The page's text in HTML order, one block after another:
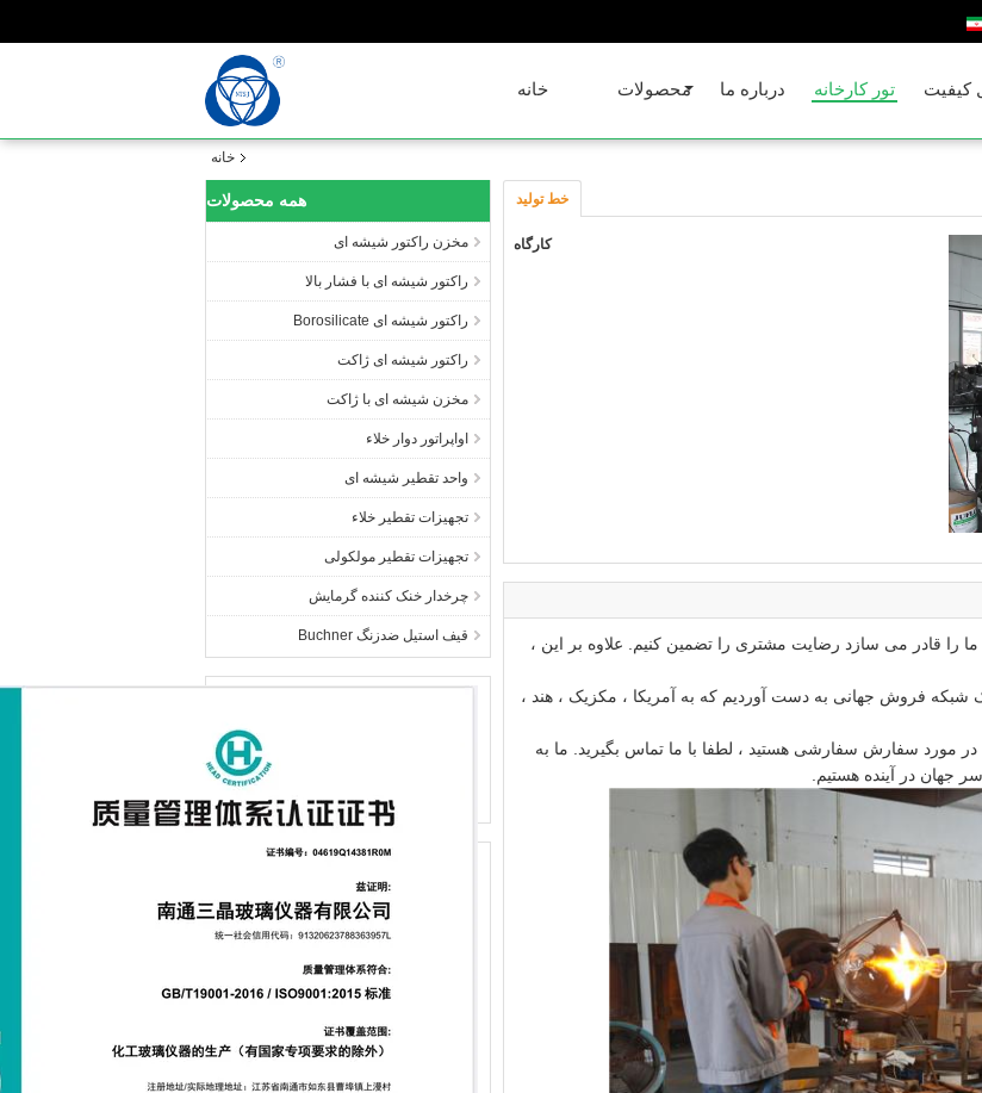
خانه محصولات درباره ما تور کارخانه کیفیت
خانه
همه محصولات
مخزن راکتور شیشه ای
راکتور شیشه ای با فشار بالا
راکتور شیشه ای Borosilicate
راکتور شیشه ای ژاکت
مخزن شیشه ای با ژاکت
اواپراتور دوار خلاء
واحد تقطیر شیشه ای
تجهیزات تقطیر خلاء
تجهیزات تقطیر مولکولی
چرخدار خنک کننده گرمایش
قیف استیل ضدزنگ Buchner
خط تولید
کارگاه
کارگاه
کارگاه
کارگاه
کارگاه
ما را قادر می سازد رضایت مشتری را تضمین کنیم.
علاوه بر این ،
فروش جهانی به دست آوردیم که به آمریکا ، مکزیک ، هند ،
مورد سفارش سفارشی هستید ، لطفا با ما تماس بگیرید.
ما به
جهان در آینده هستیم.